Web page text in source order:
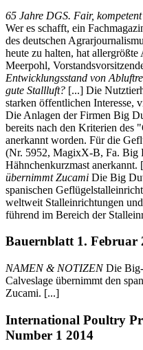
65 Jahre DGS. Fair,
Wer es schafft, ein
des deutschen
heute zu halten, hat
Meerpohl,
Entwicklungsstand von
gute Stallluft? [...] Die
starken öffentlichen Interesse,
Die Anlagen der Firmen Big
bereits nach den Kriterien des
anerkannt worden. Für die
(Nr. 5952, MagixX-B, Fa. Big
Hähnchenkurzmast anerkannt.
übernimmt Zucami Die Big
spanischen
weltweit Stalleinrichtungen
führend im Bereich der
Bauernblatt 1. Februar
NAMEN & NOTIZENDie Big-
Calveslage übernimmt den
Zucami. [...]
International Poultry
Number 1 2014